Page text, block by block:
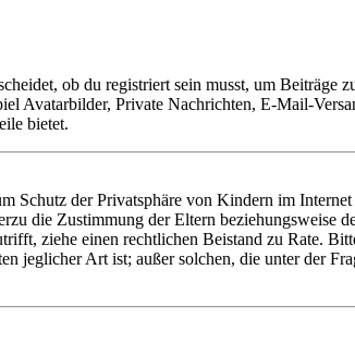
ob du registriert sein musst, um Beiträge
Avatarbilder, Private Nachrichten, E-Mail-
bietet.
Schutz der Privatsphäre von Kindern im
die Zustimmung der Eltern beziehungsweise
ziehe einen rechtlichen Beistand zu Rate.
jeglicher Art ist; außer solchen, die unter der